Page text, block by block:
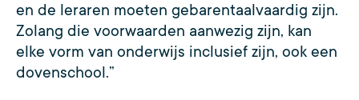
en de leraren moeten gebarentaalvaardig zijn.
Zolang die voorwaarden aanwezig zijn, kan
elke vorm van onderwijs inclusief zijn, ook een
dovenschool.”